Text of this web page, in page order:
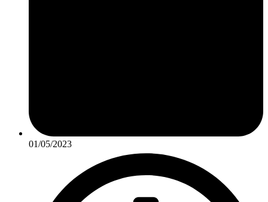
01/05/2023